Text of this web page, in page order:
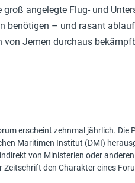
angelegte Flug- und
benötigen – und rasant
Jemen durchaus
erscheint zehnmal jährlich. Die
Maritimen Institut (DMI)
von Ministerien oder
Zeitschrift den Charakter eines